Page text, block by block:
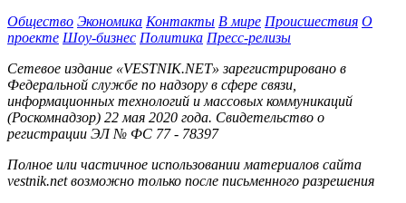
Общество Экономика Контакты В мире Происшествия О
проекте Шоу-бизнес Политика Пресс-релизы
Сетевое издание «VESTNIK.NET» зарегистрировано в
Федеральной службе по надзору в сфере связи,
информационных технологий и массовых коммуникаций
(Роскомнадзор) 22 мая 2020 года. Свидетельство о
регистрации ЭЛ № ФС 77 - 78397
Полное или частичное использовании материалов сайта
vestnik.net возможно только после письменного разрешения